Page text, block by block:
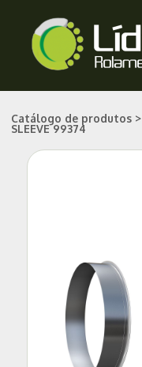
conteúdo
Catálogo de produtos >
SLEEVE 99374